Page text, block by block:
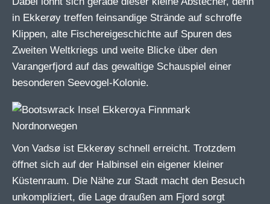
in Ekkerøy treffen feinsandige Strände auf schroffe
Klippen, alte Fischereigeschichte auf Spuren des
Zweiten Weltkriegs und weite Blicke über den
Varangerfjord auf das gewaltige Schauspiel einer
besonderen Seevogel-Kolonie.
Von Vadsø ist Ekkerøy schnell erreicht. Trotzdem
öffnet sich auf der Halbinsel ein eigener kleiner
Küstenraum. Die Nähe zur Stadt macht den Besuch
unkompliziert, die Lage draußen am Fjord sorgt